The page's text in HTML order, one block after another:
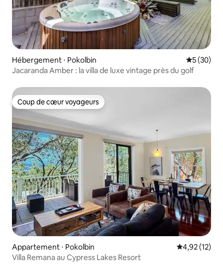
Hébergement ⋅ Pokolbin
5 (30)
Jacaranda Amber : la villa de luxe vintage près du golf
Coup de cœur voyageurs
Coup de cœur voyageurs
Appartement ⋅ Pokolbin Évaluation
4,92 (12)
Villa Remana au Cypress Lakes Resort